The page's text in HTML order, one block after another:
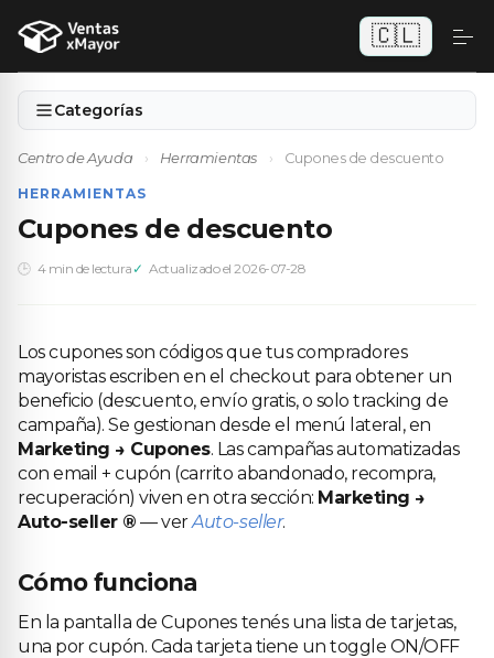
🇨🇱
Categorías
Centro de Ayuda › Herramientas › Cupones de descuento
HERRAMIENTAS
Cupones de descuento
4 min de lectura Actualizado el 2026-07-28
Los cupones son códigos que tus compradores
mayoristas escriben en el checkout para obtener un
beneficio (descuento, envío gratis, o solo tracking de
campaña). Se gestionan desde el menú lateral, en
Marketing → Cupones. Las campañas automatizadas
con email + cupón (carrito abandonado, recompra,
recuperación) viven en otra sección: Marketing →
Auto-seller ® — verAuto-seller.
Cómo funciona
En la pantalla de Cupones tenés una lista de tarjetas,
una por cupón. Cada tarjeta tiene un toggle ON/OFF